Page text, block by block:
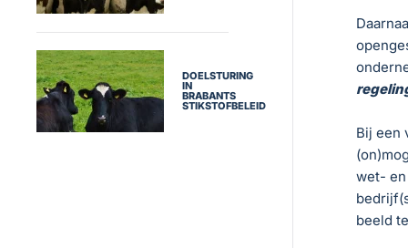
DOELSTURING
IN
BRABANTS
STIKSTOFBELEID
Bij een
wet-
beeld